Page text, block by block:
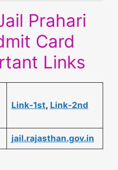
Prahari
Card
Links
Link-1st, Link-2nd
jail.rajasthan.gov.in